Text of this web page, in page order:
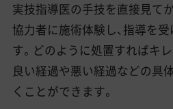
実技指導医の手技を直接見て
協力者に施術体験し、指導を
す。どのように処置すればキ
良い経過や悪い経過などの具
くことができます。